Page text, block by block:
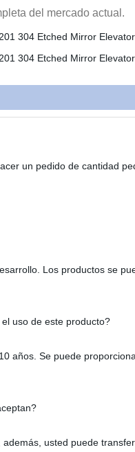
del mercado actual.
un pedido de cantidad
Los productos se
uso de este producto?
años. Se puede
usted puede